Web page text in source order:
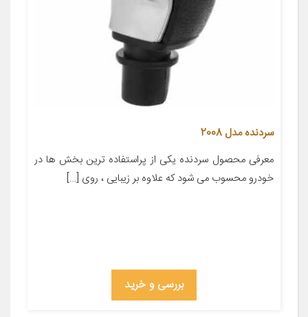
سردنده مدل 2008
معرفی محصول سردنده یکی از پراستفاده ترین بخش ها در
خودرو محسوب می شود که علاوه بر زیبایی ، روی […]
بررسی و خرید